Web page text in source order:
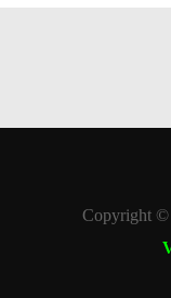
Copyright